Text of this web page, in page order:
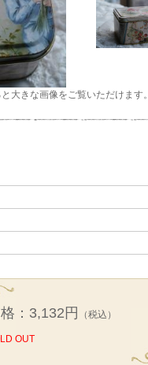
大きな画像をご覧いただけます。
：3,132円 （税込）
OUT